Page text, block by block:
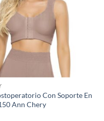
Con Soporte En
Ann Chery